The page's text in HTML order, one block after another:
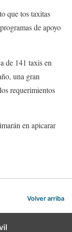
que tos taxitas
de apoyo
de 141 taxis en
una gran
requerimientos
en apicarar
Volver arriba